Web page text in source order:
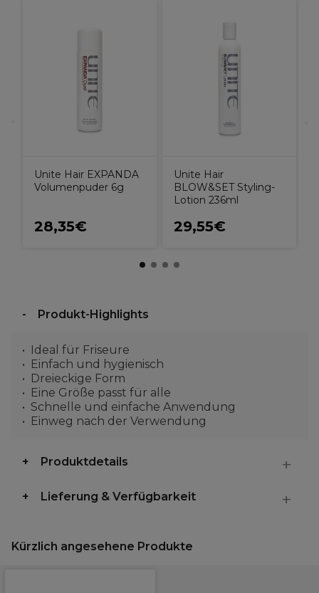
Unite Hair EXPANDA
Volumenpuder 6g
28,35€
Unite Hair
BLOW&SET Styling-
Lotion 236ml
29,55€
Produkt-Highlights
Ideal für Friseure
Einfach und hygienisch
Dreieckige Form
Eine Größe passt für alle
Schnelle und einfache Anwendung
Einweg nach der Verwendung
Produktdetails
Lieferung & Verfügbarkeit
Kürzlich angesehene Produkte